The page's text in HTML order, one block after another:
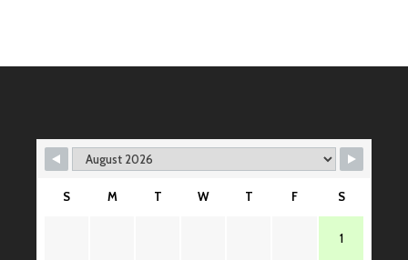
ゲ
シ
ョ
S M T W T F S
1